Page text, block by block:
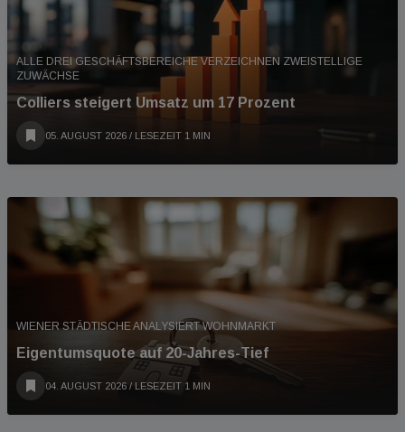
ALLE DREI GESCHÄFTSBEREICHE VERZEICHNEN ZWEISTELLIGE
ZUWÄCHSE
Colliers steigert Umsatz um 17 Prozent
05. AUGUST 2026 / LESEZEIT 1 MIN
WIENER STÄDTISCHE ANALYSIERT WOHNMARKT
Eigentumsquote auf 20-Jahres-Tief
04. AUGUST 2026 / LESEZEIT 1 MIN